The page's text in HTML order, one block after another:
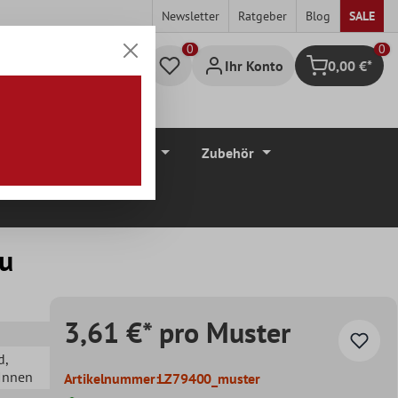
Newsletter Ratgeber Blog SALE
Ihr Konto Warenkorb
0
0,00 €*
Zubehör
,
3,61 €* pro Muster
Artikelnummer:LZ79400_muster